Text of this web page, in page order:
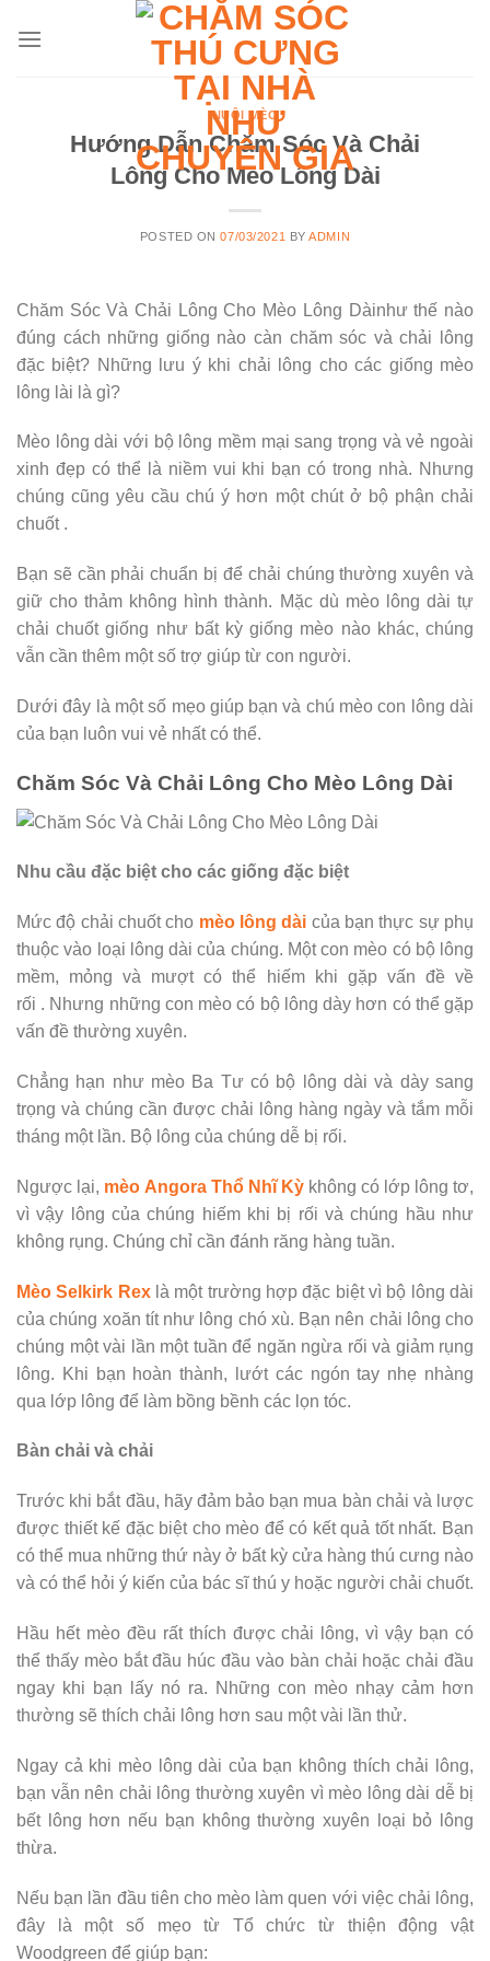
NUÔI MÈO
Hướng Dẫn Chăm Sóc Và Chải
Lông Cho Mèo Lông Dài
POSTED ON07/03/2021 BYADMIN
Chăm Sóc Và Chải Lông Cho Mèo Lông Dàinhư thế nào
đúng cách những giống nào càn chăm sóc và chải lông
đặc biệt? Những lưu ý khi chải lông cho các giống mèo
lông lài là gì?
Mèo lông dài với bộ lông mềm mại sang trọng và vẻ ngoài
xinh đẹp có thể là niềm vui khi bạn có trong nhà. Nhưng
chúng cũng yêu cầu chú ý hơn một chút ở bộ phận chải
chuốt .
Bạn sẽ cần phải chuẩn bị để chải chúng thường xuyên và
giữ cho thảm không hình thành. Mặc dù mèo lông dài tự
chải chuốt giống như bất kỳ giống mèo nào khác, chúng
vẫn cần thêm một số trợ giúp từ con người.
Dưới đây là một số mẹo giúp bạn và chú mèo con lông dài
của bạn luôn vui vẻ nhất có thể.
Chăm Sóc Và Chải Lông Cho Mèo Lông Dài
Nhu cầu đặc biệt cho các giống đặc biệt
Mức độ chải chuốt cho mèo lông dài của bạn thực sự phụ
thuộc vào loại lông dài của chúng. Một con mèo có bộ lông
mềm, mỏng và mượt có thể hiếm khi gặp vấn đề về
rối . Nhưng những con mèo có bộ lông dày hơn có thể gặp
vấn đề thường xuyên.
Chẳng hạn như mèo Ba Tư có bộ lông dài và dày sang
trọng và chúng cần được chải lông hàng ngày và tắm mỗi
tháng một lần. Bộ lông của chúng dễ bị rối.
Ngược lại, mèo Angora Thổ Nhĩ Kỳ không có lớp lông tơ,
vì vậy lông của chúng hiếm khi bị rối và chúng hầu như
không rụng. Chúng chỉ cần đánh răng hàng tuần.
Mèo Selkirk Rexlà một trường hợp đặc biệt vì bộ lông dài
của chúng xoăn tít như lông chó xù. Bạn nên chải lông cho
chúng một vài lần một tuần để ngăn ngừa rối và giảm rụng
lông. Khi bạn hoàn thành, lướt các ngón tay nhẹ nhàng
qua lớp lông để làm bồng bềnh các lọn tóc.
Bàn chải và chải
Trước khi bắt đầu, hãy đảm bảo bạn mua bàn chải và lược
được thiết kế đặc biệt cho mèo để có kết quả tốt nhất. Bạn
có thể mua những thứ này ở bất kỳ cửa hàng thú cưng nào
và có thể hỏi ý kiến ​​của bác sĩ thú y hoặc người chải chuốt.
Hầu hết mèo đều rất thích được chải lông, vì vậy bạn có
thể thấy mèo bắt đầu húc đầu vào bàn chải hoặc chải đầu
ngay khi bạn lấy nó ra. Những con mèo nhạy cảm hơn
thường sẽ thích chải lông hơn sau một vài lần thử.
Ngay cả khi mèo lông dài của bạn không thích chải lông,
bạn vẫn nên chải lông thường xuyên vì mèo lông dài dễ bị
bết lông hơn nếu bạn không thường xuyên loại bỏ lông
thừa.
Nếu bạn lần đầu tiên cho mèo làm quen với việc chải lông,
đây là một số mẹo từ Tổ chức từ thiện động vật
Woodgreen để giúp bạn: